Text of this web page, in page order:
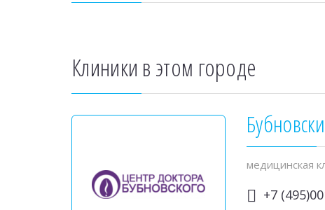
Клиники в этом городе
медицинская
+7